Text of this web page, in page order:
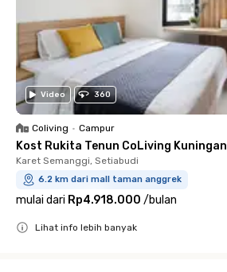
Video 360
Coliving • Campur
Kost Rukita Tenun CoLiving Kuningan
Karet Semanggi, Setiabudi
6.2 km dari mall taman anggrek
mulai dari Rp4.918.000 /bulan
Lihat info lebih banyak